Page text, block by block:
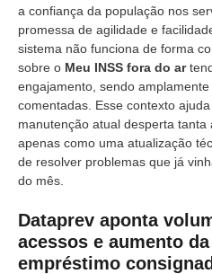
a confiança da população nos
promessa de agilidade e
sistema não funciona de forma
sobre o Meu INSS fora do ar
engajamento, sendo
comentadas. Esse contexto
manutenção atual desperta
apenas como uma atualização
de resolver problemas que já
do mês.
Dataprev aponta
acessos e aumento
empréstimo